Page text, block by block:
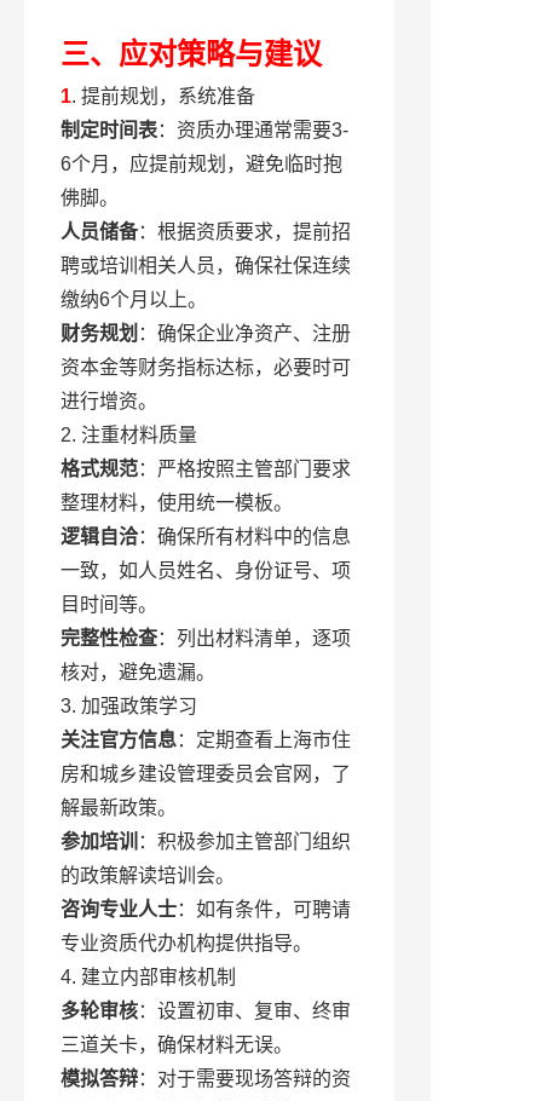
三、应对策略与建议
1. 提前规划，系统准备
制定时间表：资质办理通常需要3-
6个月，应提前规划，避免临时抱
佛脚。
人员储备：根据资质要求，提前招
聘或培训相关人员，确保社保连续
缴纳6个月以上。
财务规划 ：确保企业净资产、注册
资本金等财务指标达标，必要时可
进行增资。
2. 注重材料质量
格式规范：严格按照主管部门要求
整理材料，使用统一模板。
逻辑自洽：确保所有材料中的信息
一致，如人员姓名、身份证号、项
目时间等。
完整性检查：列出材料清单，逐项
核对，避免遗漏。
3. 加强政策学习
关注官方信息：定期查看上海市住
房和城乡建设管理委员会官网，了
解最新政策。
参加培训 ：积极参加主管部门组织
的政策解读培训会。
咨询专业人士：如有条件，可聘请
专业资质代办机构提供指导。
4. 建立内部审核机制
多轮审核：设置初审、复审、终审
三道关卡，确保材料无误。
模拟答辩：对于需要现场答辩的资